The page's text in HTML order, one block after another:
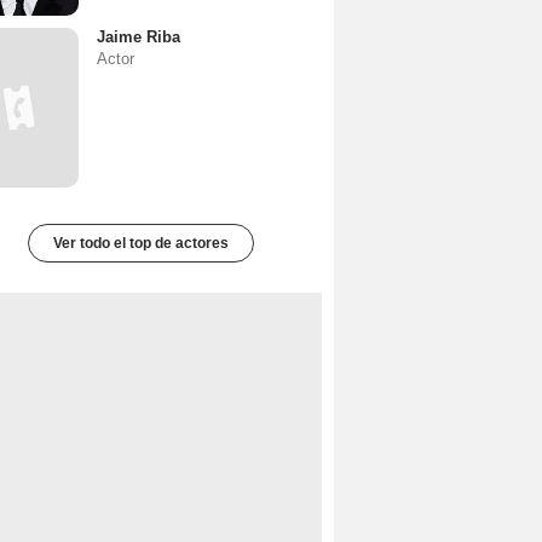
Jaime Riba
Actor
Ver todo el top de actores